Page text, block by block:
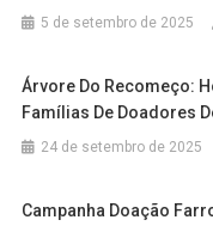
5 de setembro de 2025
Árvore Do Recomeço:
Famílias De Doadores
24 de setembro de 2025
Campanha Doação